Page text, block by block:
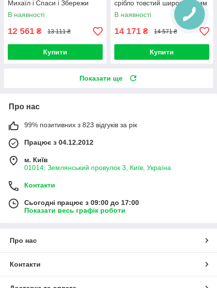
Михаїл і Спаси і Збережи
освячена. Якірний ланцюг 55
см
В наявності
12 561 ₴ 13 111 ₴
Купити
срібло товстий широкий 8 мм
60 см
В наявності
14 171 ₴ 14 571 ₴
Купити
Показати ще
Про нас
99% позитивних з 823 відгуків за рік
Працює з 04.12.2012
м. Київ
01014, Землянський провулок 3, Київ, Україна
Контакти
Сьогодні працює з 09:00 до 17:00
Показати весь графік роботи
Про нас
Контакти